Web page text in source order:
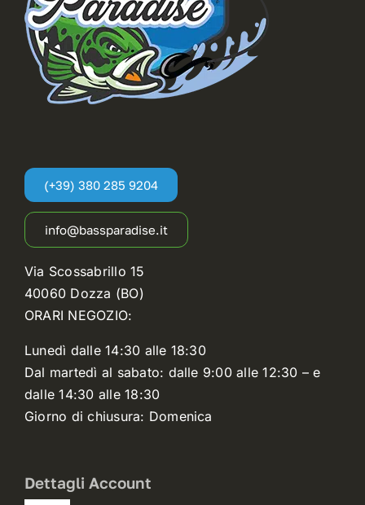
(+39) 380 285 9204
info@bassparadise.it
Via Scossabrillo 15
40060 Dozza (BO)
ORARI NEGOZIO:
Lunedì dalle 14:30 alle 18:30
Dal martedì al sabato: dalle 9:00 alle 12:30 – e
dalle 14:30 alle 18:30
Giorno di chiusura: Domenica
Dettagli Account